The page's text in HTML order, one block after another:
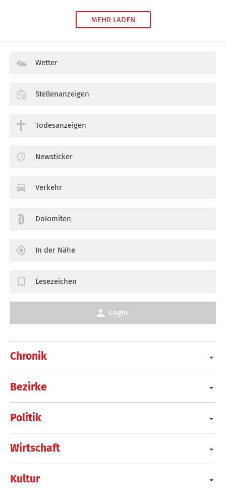
MEHR LADEN
Chronik
Bezirke
Politik
Wirtschaft
Kultur
Wetter
Stellenanzeigen
Todesanzeigen
Newsticker
Verkehr
Dolomiten
In der Nähe
Lesezeichen
Login